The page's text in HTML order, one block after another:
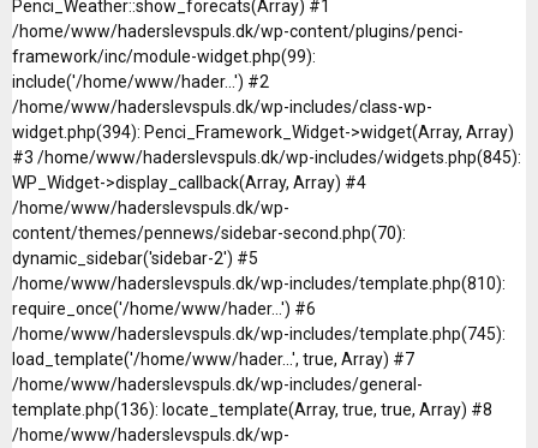
Penci_Weather::show_forecats(Array) #1
/home/www/haderslevspuls.dk/wp-content/plugins/penci-
framework/inc/module-widget.php(99):
include('/home/www/hader...') #2
/home/www/haderslevspuls.dk/wp-includes/class-wp-
widget.php(394): Penci_Framework_Widget->widget(Array, Array)
#3 /home/www/haderslevspuls.dk/wp-includes/widgets.php(845):
WP_Widget->display_callback(Array, Array) #4
/home/www/haderslevspuls.dk/wp-
content/themes/pennews/sidebar-second.php(70):
dynamic_sidebar('sidebar-2') #5
/home/www/haderslevspuls.dk/wp-includes/template.php(810):
require_once('/home/www/hader...') #6
/home/www/haderslevspuls.dk/wp-includes/template.php(745):
load_template('/home/www/hader...', true, Array) #7
/home/www/haderslevspuls.dk/wp-includes/general-
template.php(136): locate_template(Array, true, true, Array) #8
/home/www/haderslevspuls.dk/wp-